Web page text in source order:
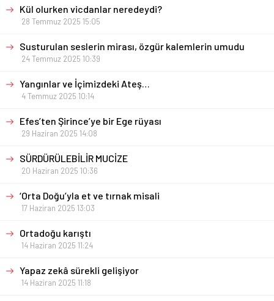
Kül olurken vicdanlar neredeydi?
28 Temmuz 2025 15:05
Susturulan seslerin mirası, özgür kalemlerin umudu
24 Temmuz 2025 10:39
Yangınlar ve İçimizdeki Ateş…
4 Temmuz 2025 10:14
Efes’ten Şirince’ye bir Ege rüyası
29 Haziran 2025 14:08
SÜRDÜRÜLEBİLİR MUCİZE
20 Haziran 2025 10:36
‘Orta Doğu’yla et ve tırnak misali
17 Haziran 2025 13:03
Ortadoğu karıştı
14 Haziran 2025 11:24
Yapaz zekâ sürekli gelişiyor
14 Haziran 2025 11:18